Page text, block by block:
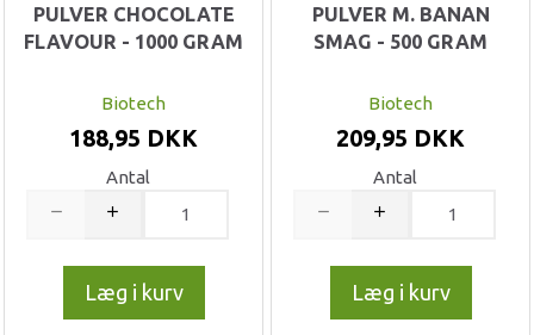
PULVER CHOCOLATE
FLAVOUR - 1000 GRAM
Biotech
188,95 DKK
Antal
Læg i kurv
PULVER M. BANAN
SMAG - 500 GRAM
Biotech
209,95 DKK
Antal
Læg i kurv